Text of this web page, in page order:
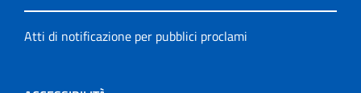
Atti di notificazione per pubblici proclami